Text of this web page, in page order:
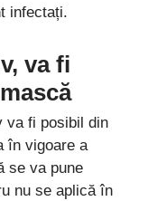
infectați.
va fi
va fi posibil din
în vigoare a
se va pune
nu se aplică în